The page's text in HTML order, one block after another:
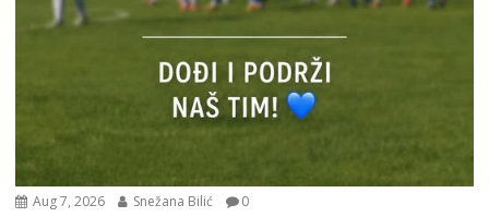
Aug 7, 2026 Snežana Bilić 0